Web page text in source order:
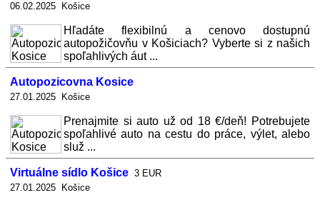
06.02.2025 Košice
Hľadáte flexibilnú a cenovo dostupnú
autopožičovňu v Košiciach? Vyberte si z našich
spoľahlivých áut ...
Autopozicovna Kosice
27.01.2025 Košice
Prenajmite si auto už od 18 €/deň! Potrebujete
spoľahlivé auto na cestu do práce, výlet, alebo
služ ...
Virtuálne sídlo Košice 3 EUR
27.01.2025 Košice